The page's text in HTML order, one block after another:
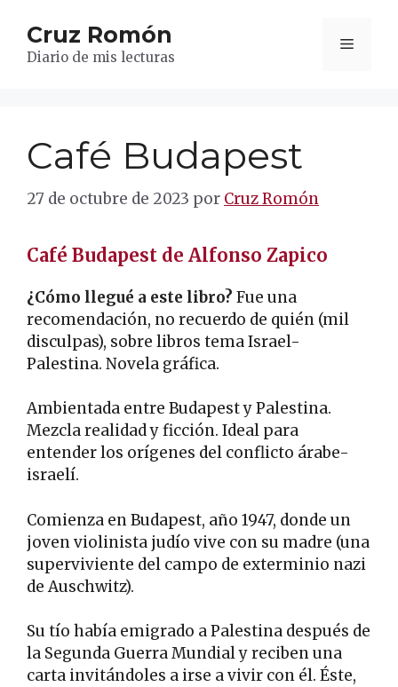
contenido
Cruz Romón
Diario de mis lecturas
Menú
Café Budapest
27 de octubre de 2023 por Cruz Romón
Café Budapest de Alfonso Zapico
¿Cómo llegué a este libro? Fue una
recomendación, no recuerdo de quién (mil
disculpas), sobre libros tema Israel-
Palestina. Novela gráfica.
Ambientada entre Budapest y Palestina.
Mezcla realidad y ficción. Ideal para
entender los orígenes del conflicto árabe-
israelí.
Comienza en Budapest, año 1947, donde un
joven violinista judío vive con su madre (una
superviviente del campo de exterminio nazi
de Auschwitz).
Su tío había emigrado a Palestina después de
la Segunda Guerra Mundial y reciben una
carta invitándoles a irse a vivir con él. Éste,